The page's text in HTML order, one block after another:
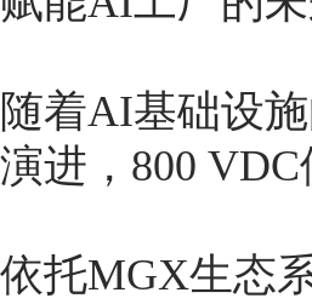
随着AI基础设
演进，800
依托MGX生态